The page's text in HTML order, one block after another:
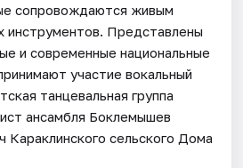
сопровождаются живым
инструментов. Представлены
и современные национальные
участие вокальный
танцевальная группа
ансамбля Боклемышев
Караклинского сельского Дома